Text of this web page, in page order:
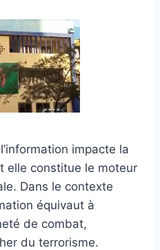
impacte la
elle constitue le moteur
Dans le contexte
équivaut à
de combat,
du terrorisme.